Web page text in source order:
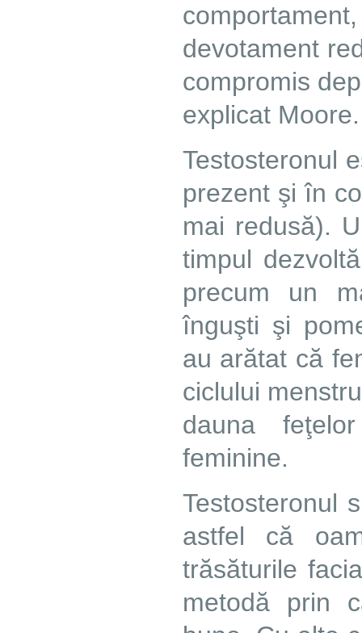
devotament
compromis
explicat Moore.
Testosteronul
prezent şi în
mai redusă).
timpul
precum un
înguşti şi
au arătat că
ciclului
dauna
feminine.
Testosteronul
astfel că
trăsăturile
metodă prin